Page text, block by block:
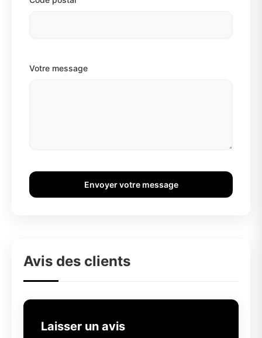
Votre message
Envoyer votre message
Avis des clients
Laisser un avis